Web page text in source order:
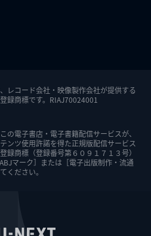
レコード会社・映像製作会社が提供する
録商標です。RIAJ70024001
の電子書店・電子書籍配信サービスが、
ンツ使用許諾を得た正規版配信サービス
録商標（登録番号第６０９１７１３号）
マーク］または［電子出版制作・流通
ください。